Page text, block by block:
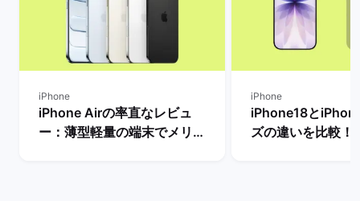
iPhone
iPhone Airの率直なレビュ
ー：薄型軽量の端末でメリッ
iPhone
iPhone18と
ズの違いを比較！